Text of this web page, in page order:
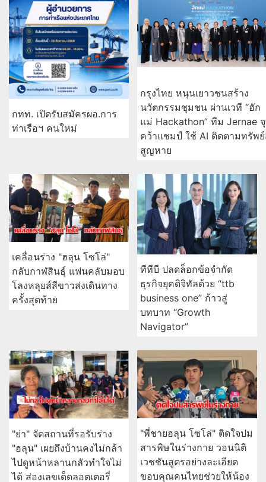
กทท. เปิดรับสมัครผอ.การ
ท่าเรือฯ คนใหม่
กรุงไทย หนุนเยาวชนสร้าง
นวัตกรรมชุมชน ผ่านเวที “ฮัก
แม่ Hackathon” ทีม Jernae
คว้าแชมป์ ใช้ AI ติดตามทรัพ
สูญหาย
เคลื่อนร่าง "ฮลุน โซโล่"
กลับกาฬสินธุ์ แฟนคลับมอบ
โลงหลุยส์สีขาวส่งเดินทาง
ครั้งสุดท้าย
ทีทีบี ปลดล็อกข้อจำกัด
ธุรกิจยุคดิจิทัลด้วย “ttb
business one” ก้าวสู่
บทบาท “Growth
Navigator”
"ย่า" จัดสถานที่รอรับร่าง
"ฮลุน" เผยถึงบ้านคงไม่กล้า
ไปดูหน้าหลานกลัวทำใจไม่
ได้ ส่องเลขเด็ดลอตเตอรี่
"พี่ชายฮลุน โซโล่" ติดใจปม
สารพิษในร่างกาย วอนนิติ
เวชชันสูตรอย่างละเอียด
ขอบคุณคนไทยช่วยให้น้อง